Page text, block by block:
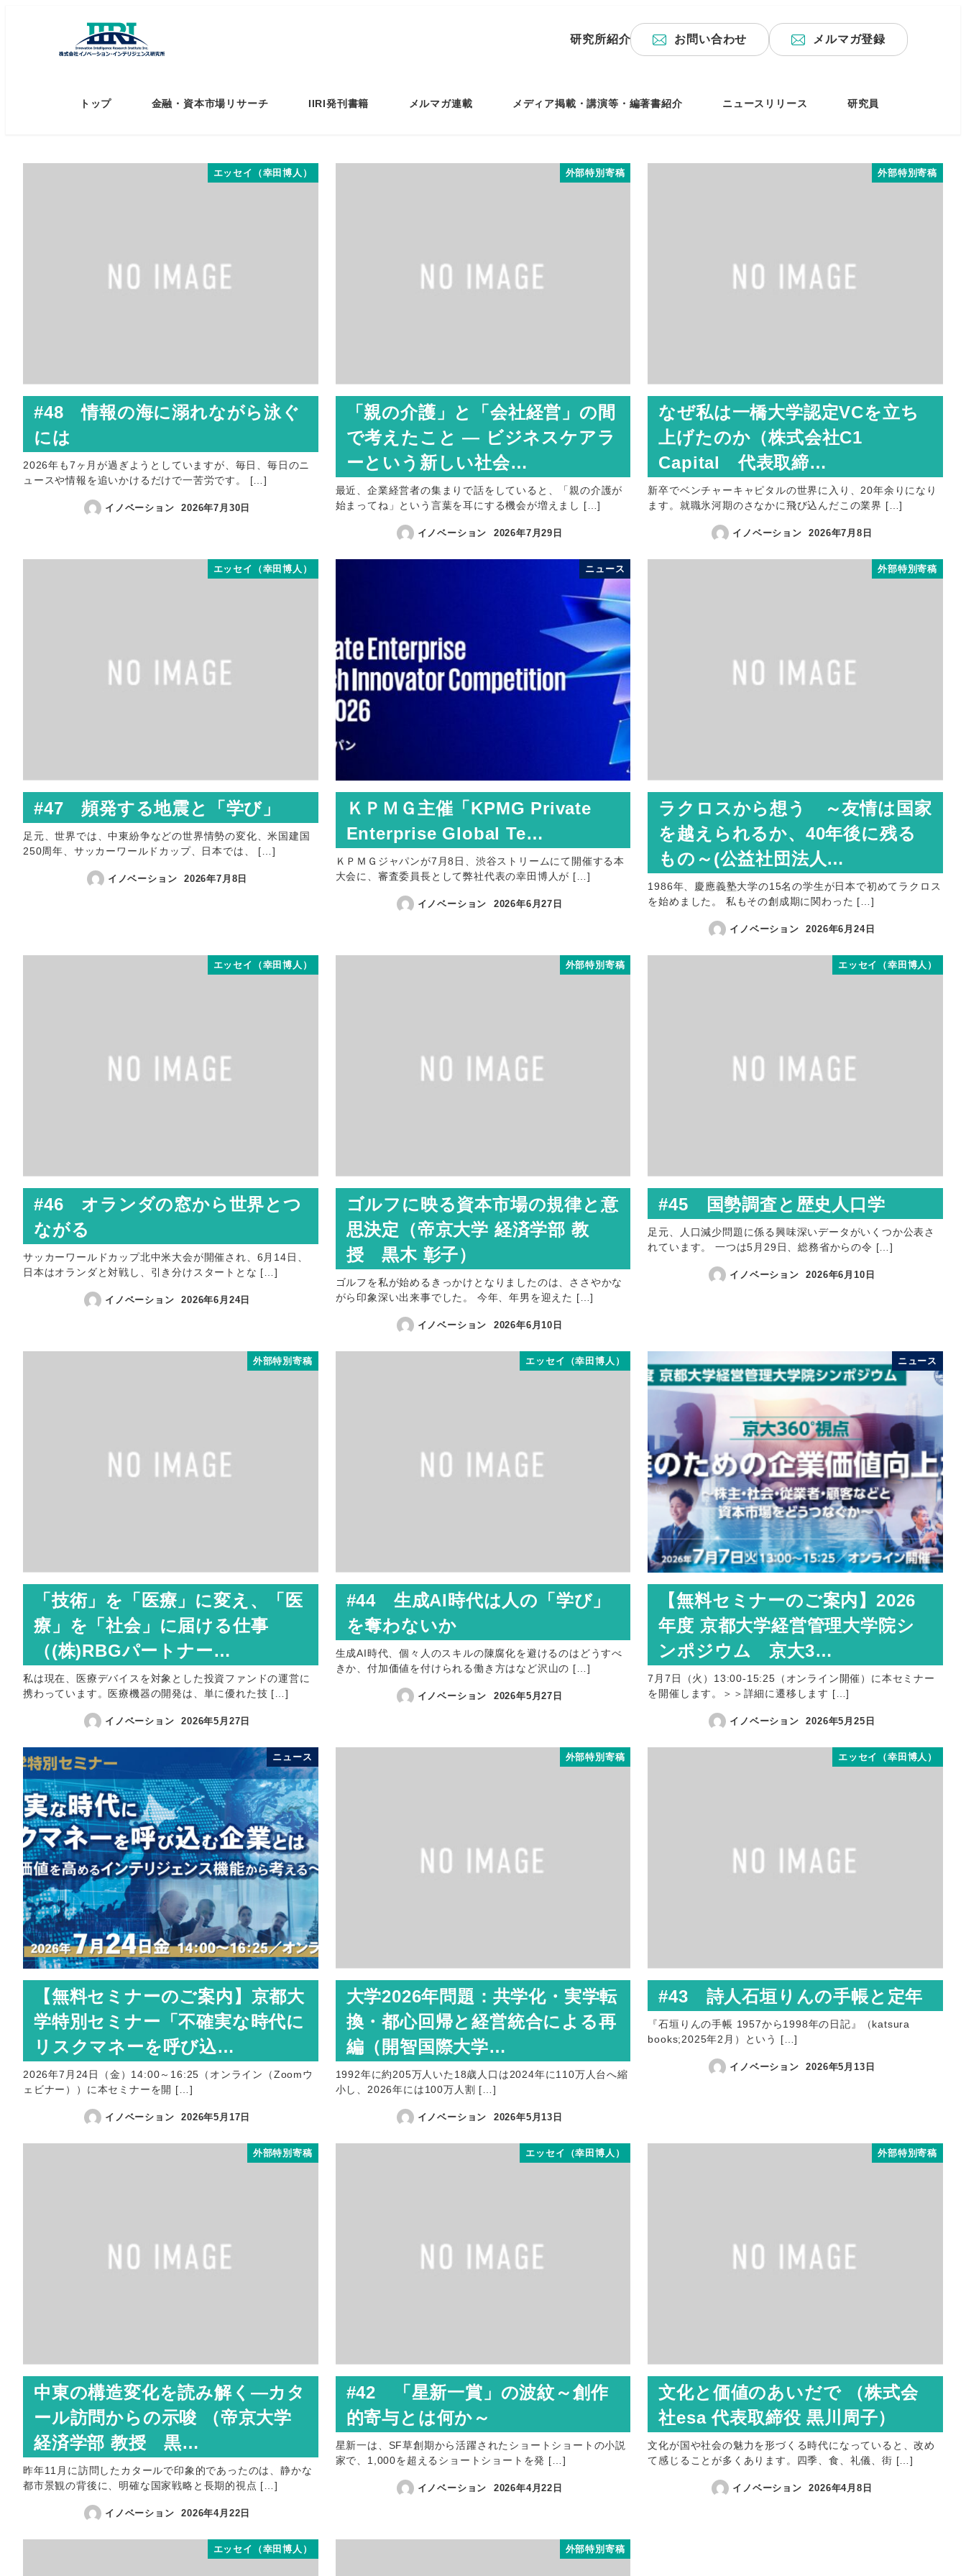
研究所紹介 お問い合わせ メルマガ登録
トップ 金融・資本市場リサーチ IIRI発刊書籍 メルマガ連載 メディア掲載・講演等・編著書紹介 ニュースリリース 研究員
エッセイ（幸田博人）
#48 情報の海に溺れながら泳ぐ
には
2026年も7ヶ月が過ぎようとしていますが、毎日、毎日のニ
ュースや情報を追いかけるだけで一苦労です。 […]
イノベーション 2026年7月30日
外部特別寄稿
「親の介護」と「会社経営」の間
で考えたこと ― ビジネスケアラ
ーという新しい社会…
最近、企業経営者の集まりで話をしていると、「親の介護が
始まってね」という言葉を耳にする機会が増えまし […]
イノベーション 2026年7月29日
外部特別寄稿
なぜ私は一橋大学認定VCを立ち
上げたのか（株式会社C1
Capital 代表取締…
新卒でベンチャーキャピタルの世界に入り、20年余りになり
ます。就職氷河期のさなかに飛び込んだこの業界 […]
イノベーション 2026年7月8日
エッセイ（幸田博人）
#47 頻発する地震と「学び」
足元、世界では、中東紛争などの世界情勢の変化、米国建国
250周年、サッカーワールドカップ、日本では、 […]
イノベーション 2026年7月8日
ニュース
ＫＰＭＧ主催「KPMG Private
Enterprise Global Te…
ＫＰＭＧジャパンが7月8日、渋谷ストリームにて開催する本
大会に、審査委員長として弊社代表の幸田博人が […]
イノベーション 2026年6月27日
外部特別寄稿
ラクロスから想う ～友情は国家
を越えられるか、40年後に残る
もの～(公益社団法人…
1986年、慶應義塾大学の15名の学生が日本で初めてラクロス
を始めました。 私もその創成期に関わった […]
イノベーション 2026年6月24日
エッセイ（幸田博人）
#46 オランダの窓から世界とつ
ながる
サッカーワールドカップ北中米大会が開催され、6月14日、
日本はオランダと対戦し、引き分けスタートとな […]
イノベーション 2026年6月24日
外部特別寄稿
ゴルフに映る資本市場の規律と意
思決定（帝京大学 経済学部 教
授 黒木 彰子）
ゴルフを私が始めるきっかけとなりましたのは、ささやかな
がら印象深い出来事でした。 今年、年男を迎えた […]
イノベーション 2026年6月10日
エッセイ（幸田博人）
#45 国勢調査と歴史人口学
足元、人口減少問題に係る興味深いデータがいくつか公表さ
れています。 一つは5月29日、総務省からの令 […]
イノベーション 2026年6月10日
外部特別寄稿
「技術」を「医療」に変え、「医
療」を「社会」に届ける仕事
（(株)RBGパートナー…
私は現在、医療デバイスを対象とした投資ファンドの運営に
携わっています。医療機器の開発は、単に優れた技 […]
イノベーション 2026年5月27日
エッセイ（幸田博人）
#44 生成AI時代は人の「学び」
を奪わないか
生成AI時代、個々人のスキルの陳腐化を避けるのはどうすべ
きか、付加価値を付けられる働き方はなど沢山の […]
イノベーション 2026年5月27日
ニュース
【無料セミナーのご案内】2026
年度 京都大学経営管理大学院シ
ンポジウム 京大3…
7月7日（火）13:00-15:25（オンライン開催）に本セミナー
を開催します。＞＞詳細に遷移します […]
イノベーション 2026年5月25日
ニュース
【無料セミナーのご案内】京都大
学特別セミナー「不確実な時代に
リスクマネーを呼び込…
2026年7月24日（金）14:00～16:25（オンライン（Zoomウ
ェビナー））に本セミナーを開 […]
イノベーション 2026年5月17日
外部特別寄稿
大学2026年問題：共学化・実学転
換・都心回帰と経営統合による再
編（開智国際大学…
1992年に約205万人いた18歳人口は2024年に110万人台へ縮
小し、2026年には100万人割 […]
イノベーション 2026年5月13日
エッセイ（幸田博人）
#43 詩人石垣りんの手帳と定年
『石垣りんの手帳 1957から1998年の日記』（katsura
books;2025年2月）という […]
イノベーション 2026年5月13日
外部特別寄稿
中東の構造変化を読み解く―カタ
ール訪問からの示唆 （帝京大学
経済学部 教授 黒…
昨年11月に訪問したカタールで印象的であったのは、静かな
都市景観の背後に、明確な国家戦略と長期的視点 […]
イノベーション 2026年4月22日
エッセイ（幸田博人）
#42 「星新一賞」の波紋～創作
的寄与とは何か～
星新一は、SF草創期から活躍されたショートショートの小説
家で、1,000を超えるショートショートを発 […]
イノベーション 2026年4月22日
外部特別寄稿
文化と価値のあいだで （株式会
社esa 代表取締役 黒川周子）
文化が国や社会の魅力を形づくる時代になっていると、改め
て感じることが多くあります。四季、食、礼儀、街 […]
イノベーション 2026年4月8日
エッセイ（幸田博人） 外部特別寄稿